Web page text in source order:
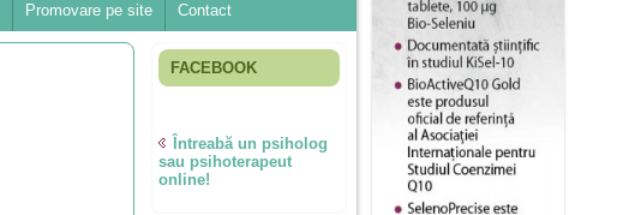
Promovare pe site Contact
FACEBOOK
Întreabă un psiholog
sau psihoterapeut
online!